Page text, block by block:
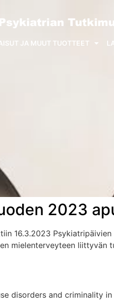
JA MUUT TUOTTEET
2023
16.3.2023
mielenterveyteen liittyvän
disorders and criminality